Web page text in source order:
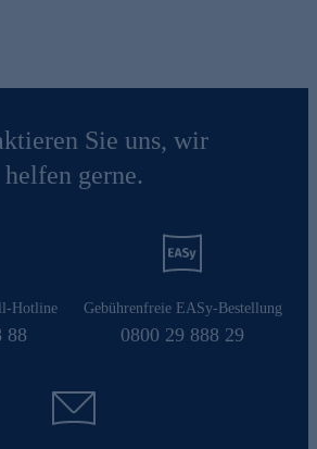
Sie uns, wir
helfen gerne.
Hotline
88
Gebührenfreie EASy-Bestellung
0800 29 888 29